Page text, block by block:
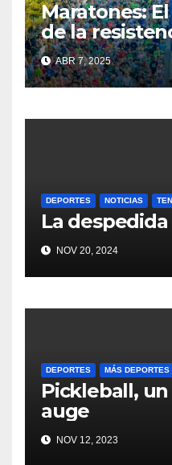
Maratones:
de la
ABR 7, 2025
DEPORTES NOTICIAS
La
NOV 20, 2024
DEPORTES MÁS DEPORTES
Pickleball,
auge
NOV 12, 2023